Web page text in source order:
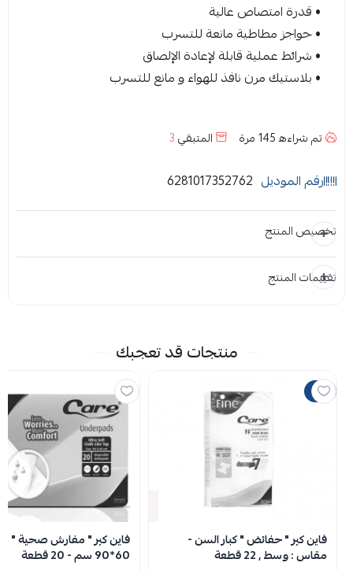
• قدرة امتصاص عالية
• حواجز مطاطية مانعة للتسرب
• شرائط عملية قابلة لإعادة الإلصاق
• بلاستيك مرن نافذ للهواء و مانع للتسرب
تم شراءه145مرة المتبقي3
رقم الموديل 6281017352762
تخصيص المنتج
المرفقات
اسحب و افلت الملف هنا
تقييمات المنتج
لا توجد تقييمات حاليا
منتجات قد تعجبك
15%
فاين كير " حفائض " كبار السن -
مقاس : وسط , 22 قطعة
نفدت الكمية
فاين كير " مفارش صحية "
60*90 سم - 20 قطعة